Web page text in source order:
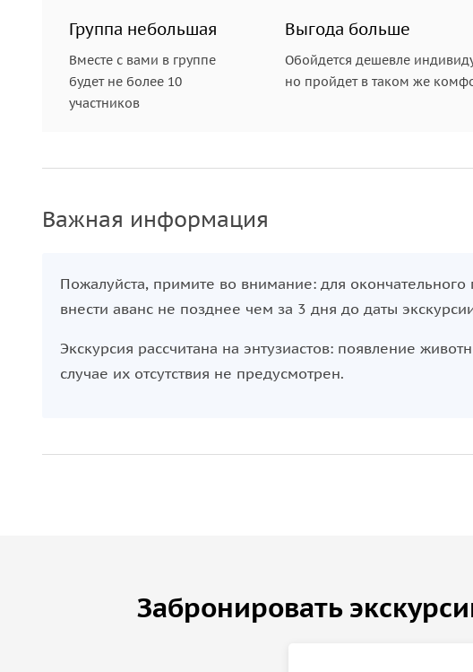
Группа небольшая
Вместе с вами в группе
будет не более 10
участников
Выгода больше
Обойдется дешевле
но пройдет в таком же
Важная информация
Пожалуйста, примите во внимание: для
внести аванс не позднее чем за 3 дня до даты
Экскурсия рассчитана на энтузиастов: появление
случае их отсутствия не предусмотрен.
Забронировать